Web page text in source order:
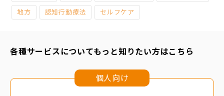
地方 認知行動療法 セルフケア
各種サービスについてもっと知りたい方はこちら
個人向け